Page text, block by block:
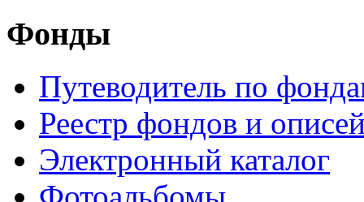
Фонды
Путеводитель по
Реестр фондов и
Электронный каталог